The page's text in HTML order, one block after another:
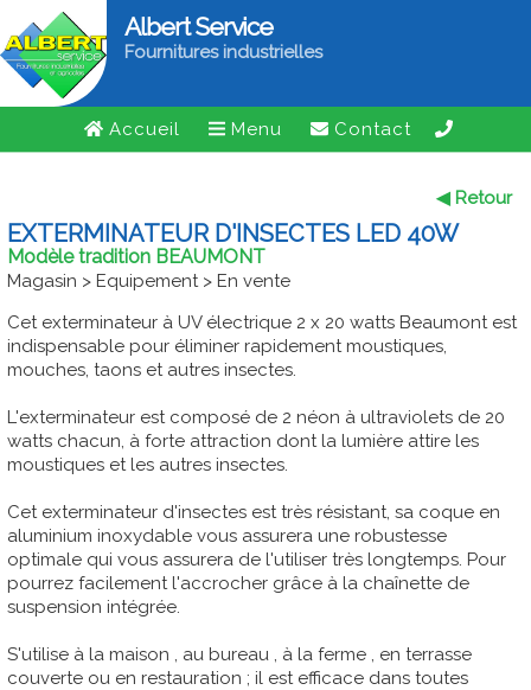
Albert Service
Fournitures industrielles
Accueil Menu Contact
◀ Retour
EXTERMINATEUR D'INSECTES LED 40W
Modèle tradition BEAUMONT
Magasin > Equipement > En vente
Cet exterminateur à UV électrique 2 x 20 watts Beaumont est
indispensable pour éliminer rapidement moustiques,
mouches, taons et autres insectes.
L'exterminateur est composé de 2 néon à ultraviolets de 20
watts chacun, à forte attraction dont la lumière attire les
moustiques et les autres insectes.
Cet exterminateur d'insectes est très résistant, sa coque en
aluminium inoxydable vous assurera une robustesse
optimale qui vous assurera de l'utiliser très longtemps. Pour
pourrez facilement l'accrocher grâce à la chaînette de
suspension intégrée.
S'utilise à la maison , au bureau , à la ferme , en terrasse
couverte ou en restauration ; il est efficace dans toutes